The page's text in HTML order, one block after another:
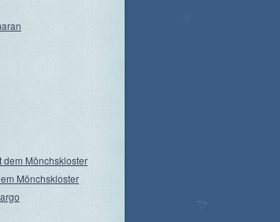
dem Mönchskloster
Mönchskloster